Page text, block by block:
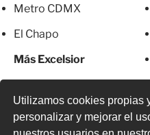
Utilizamos cookies propias
personalizar y mejorar el
Metro CDMX
El Chapo
Más Excelsior
© 2026 Todos los derechos